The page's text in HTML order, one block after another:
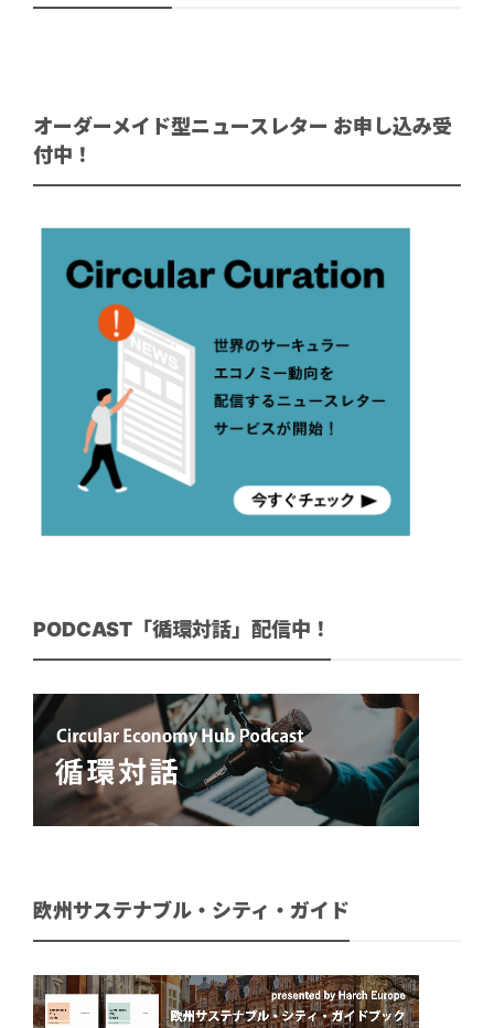
オーダーメイド型ニュースレター お申し込み受
付中！
PODCAST「循環対話」配信中！
欧州サステナブル・シティ・ガイド